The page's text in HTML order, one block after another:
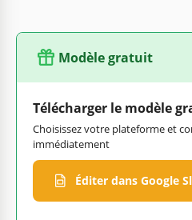
Modèle gratuit
Télécharger le modèle
Choisissez votre plateforme et
immédiatement
Éditer dans Google